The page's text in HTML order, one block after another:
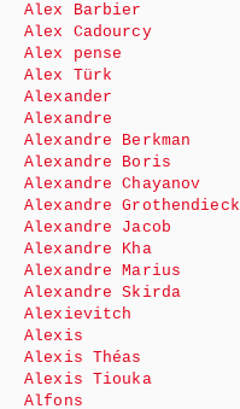
Alex Barbier
Alex Cadourcy
Alex pense
Alex Türk
Alexander
Alexandre
Alexandre Berkman
Alexandre Boris
Alexandre Chayanov
Alexandre Grothendieck
Alexandre Jacob
Alexandre Kha
Alexandre Marius
Alexandre Skirda
Alexievitch
Alexis
Alexis Théas
Alexis Tiouka
Alfons